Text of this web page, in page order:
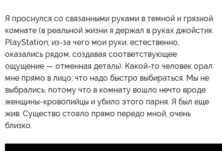
Я проснулся со связанными руками в темной и грязной
комнате (в реальной жизни я держал в руках джойстик
PlayStation, из-за чего мои руки, естественно,
оказались рядом, создавая соответствующее
ощущение — отменная деталь). Какой-то человек орал
мне прямо в лицо, что надо быстро выбираться. Мы не
выбрались, потому что в комнату вошло нечто вроде
женщины-кровопийцы и убило этого парня. Я был еще
жив. Существо стояло прямо передо мной, очень
близко.